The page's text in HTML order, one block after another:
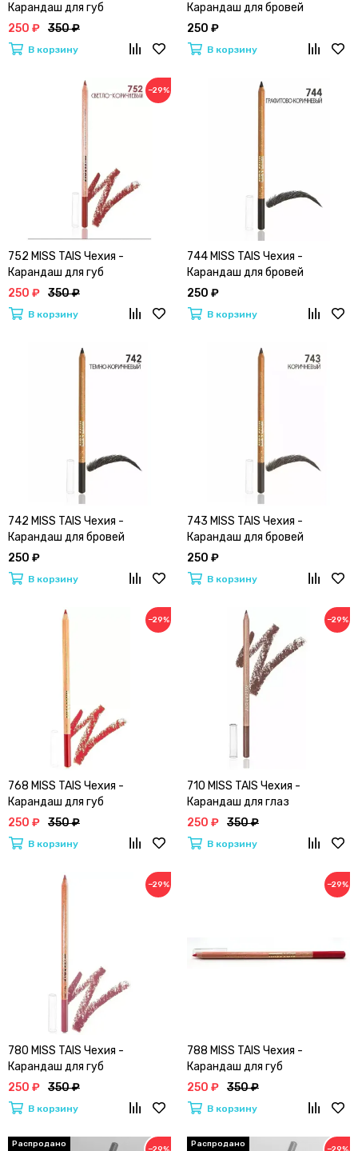
Карандаш для губ
250 ₽ 350 ₽
В корзину
Карандаш для бровей
250 ₽
В корзину
−29%
752 MISS TAIS Чехия -
Карандаш для губ
250 ₽ 350 ₽
В корзину
744 MISS TAIS Чехия -
Карандаш для бровей
250 ₽
В корзину
742 MISS TAIS Чехия -
Карандаш для бровей
250 ₽
В корзину
743 MISS TAIS Чехия -
Карандаш для бровей
250 ₽
В корзину
−29%
768 MISS TAIS Чехия -
Карандаш для губ
250 ₽ 350 ₽
В корзину
−29%
710 MISS TAIS Чехия -
Карандаш для глаз
250 ₽ 350 ₽
В корзину
−29%
780 MISS TAIS Чехия -
Карандаш для губ
250 ₽ 350 ₽
В корзину
−29%
788 MISS TAIS Чехия -
Карандаш для губ
250 ₽ 350 ₽
В корзину